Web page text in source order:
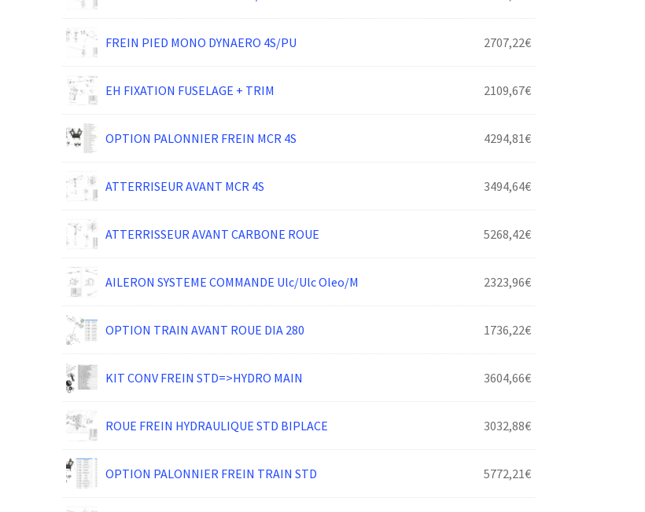
FREIN PIED MONO DYNAERO 4S/PU 2707,22€
EH FIXATION FUSELAGE + TRIM 2109,67€
OPTION PALONNIER FREIN MCR 4S 4294,81€
ATTERRISEUR AVANT MCR 4S 3494,64€
ATTERRISSEUR AVANT CARBONE ROUE 5268,42€
AILERON SYSTEME COMMANDE Ulc/Ulc Oleo/M 2323,96€
OPTION TRAIN AVANT ROUE DIA 280 1736,22€
KIT CONV FREIN STD=>HYDRO MAIN 3604,66€
ROUE FREIN HYDRAULIQUE STD BIPLACE 3032,88€
OPTION PALONNIER FREIN TRAIN STD 5772,21€